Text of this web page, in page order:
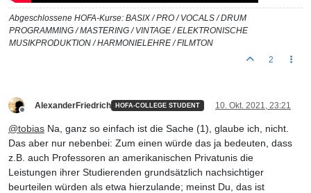
Abgeschlossene HOFA-Kurse: BASIX / PRO / VOCALS / DRUM
PROGRAMMING / MASTERING / VINTAGE / ELEKTRONISCHE
MUSIKPRODUKTION / HARMONIELEHRE / FILMTON
2
Offline
AlexanderFriedrich HOFA-COLLEGE STUDENT 10. Okt. 2021, 23:21
@tobias Na, ganz so einfach ist die Sache (1), glaube ich, nicht.
Das aber nur nebenbei: Zum einen würde das ja bedeuten, dass
z.B. auch Professoren an amerikanischen Privatunis die
Leistungen ihrer Studierenden grundsätzlich nachsichtiger
beurteilen würden als etwa hierzulande; meinst Du, das ist